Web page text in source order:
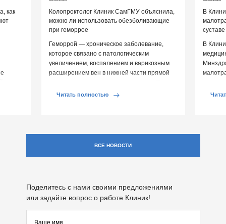
как
Колопроктолог Клиник СамГМУ объяснила,
можно ли использовать обезболивающие
при геморрое
Геморрой — хроническое заболевание,
которое связано с патологическим
увеличением, воспалением и варикозным
расширением вен в нижней части прямой
обострении […]
Читать полностью
В
суставе
В
ВСЕ НОВОСТИ
Поделитесь с нами своими предложениями
или задайте вопрос о работе Клиник!